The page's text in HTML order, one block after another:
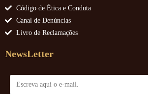
Código de Ética e Conduta
Canal de Denúncias
Livro de Reclamações
NewsLetter